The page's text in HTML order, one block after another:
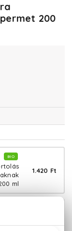
200
BIO
ml
1.420 Ft
200